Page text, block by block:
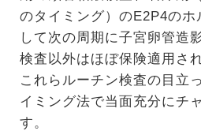
のタイミング）のE2P4のホ
して次の周期に子宮卵管造
検査以外はほぼ保険適用さ
これらルーチン検査の目立
イミング法で当面充分にチ
す。